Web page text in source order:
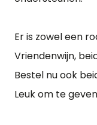
Er is zowel een
Vriendenwijn,
Bestel nu ook
Leuk om te